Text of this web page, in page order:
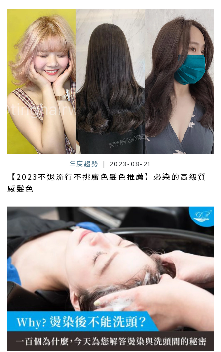
年度趨勢 | 2023-08-21
【2023不退流行不挑膚色髮色推薦】必染的高級質
感髮色